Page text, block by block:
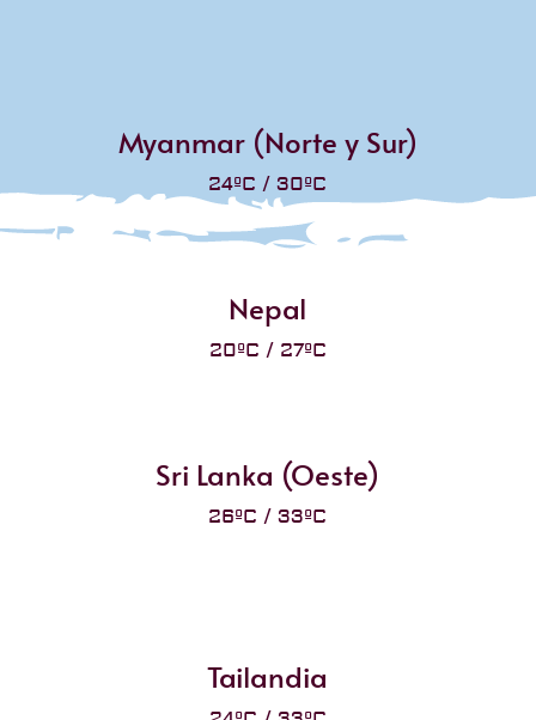
Myanmar (Norte y Sur)
24ºC / 30ºC
Nepal
20ºC / 27ºC
Sri Lanka (Oeste)
26ºC / 33ºC
Tailandia